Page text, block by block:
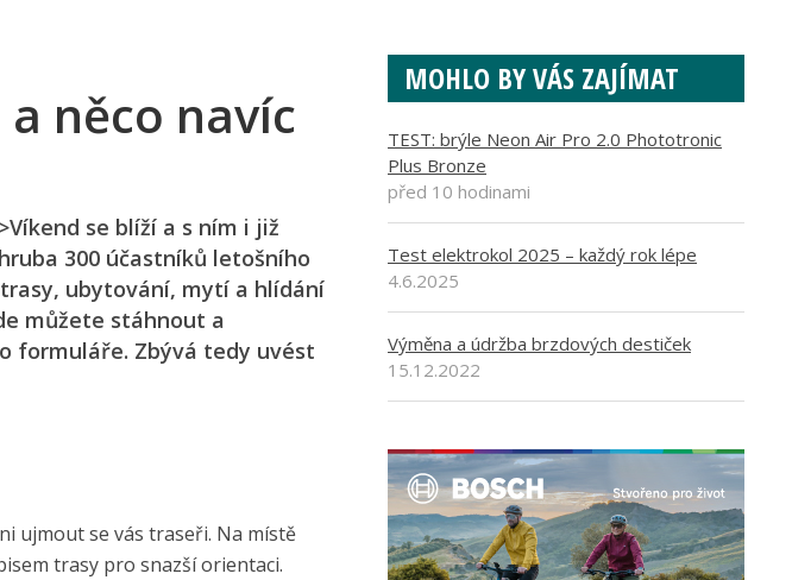
něco navíc
se blíží a s ním i již
300 účastníků letošního
ubytování, mytí a hlídání
můžete stáhnout a
formuláře. Zbývá tedy uvést
ujmout se vás traseři. Na místě
trasy pro snazší orientaci.
MOHLO BY VÁS ZAJÍMAT
TEST: brýle Neon Air Pro 2.0 Phototronic
Plus Bronze
před 10 hodinami
Test elektrokol 2025 – každý rok lépe
4.6.2025
Výměna a údržba brzdových destiček
15.12.2022